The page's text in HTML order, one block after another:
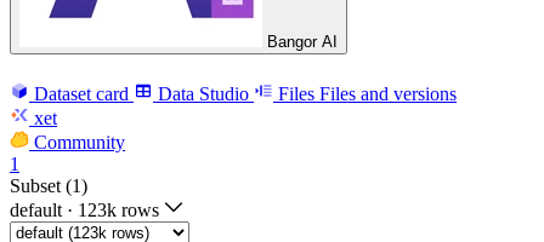
Bangor AI
Dataset card Data Studio Files Files and versions
xet
Community
1
Subset (1)
default · 123k rows